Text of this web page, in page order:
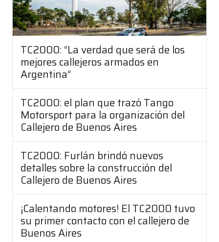
TC2000: “La verdad que será de los
mejores callejeros armados en
Argentina”
TC2000: el plan que trazó Tango
Motorsport para la organización del
Callejero de Buenos Aires
TC2000: Furlán brindó nuevos
detalles sobre la construcción del
Callejero de Buenos Aires
¡Calentando motores! El TC2000 tuvo
su primer contacto con el callejero de
Buenos Aires